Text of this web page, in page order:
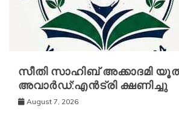
സീതി സാഹിബ് അക്കാദമി
അവാർഡ്:എൻട്രി ക്ഷണിച്ചു
August 7, 2026